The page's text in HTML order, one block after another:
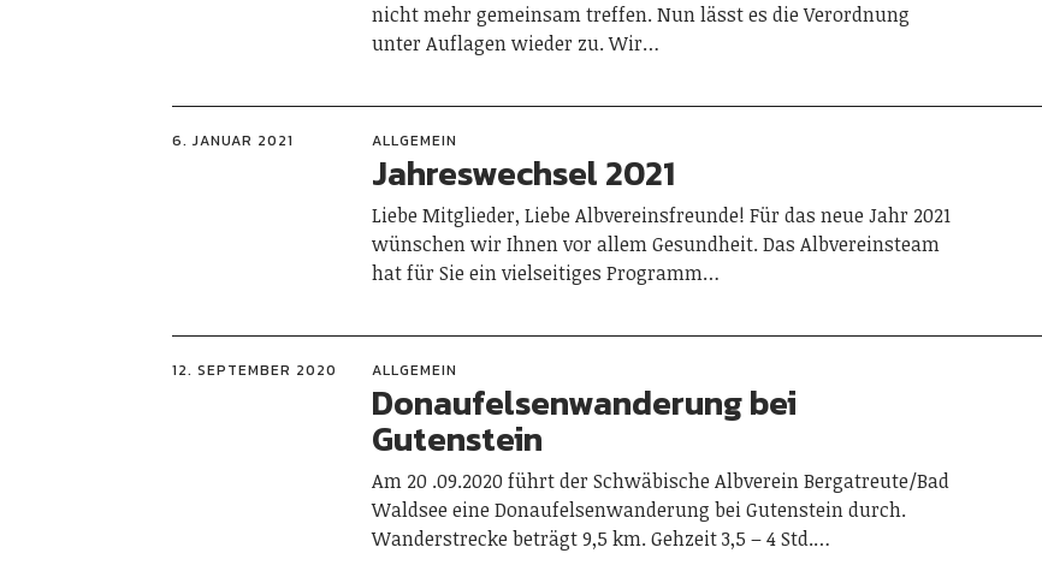
nicht mehr gemeinsam treffen. Nun lässt es die Verordnung
unter Auflagen wieder zu. Wir…
6. JANUAR 2021 ALLGEMEIN
Jahreswechsel 2021
Liebe Mitglieder, Liebe Albvereinsfreunde! Für das neue Jahr 2021
wünschen wir Ihnen vor allem Gesundheit. Das Albvereinsteam
hat für Sie ein vielseitiges Programm…
12. SEPTEMBER 2020 ALLGEMEIN
Donaufelsenwanderung bei
Gutenstein
Am 20 .09.2020 führt der Schwäbische Albverein Bergatreute/Bad
Waldsee eine Donaufelsenwanderung bei Gutenstein durch.
Wanderstrecke beträgt 9,5 km. Gehzeit 3,5 – 4 Std.…